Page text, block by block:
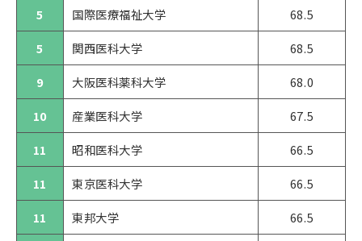
5
国際医療福祉大学
68.5
5
関西医科大学
68.5
9
大阪医科薬科大学
68.0
10
産業医科大学
67.5
11
昭和医科大学
66.5
11
東京医科大学
66.5
11
東邦大学
66.5